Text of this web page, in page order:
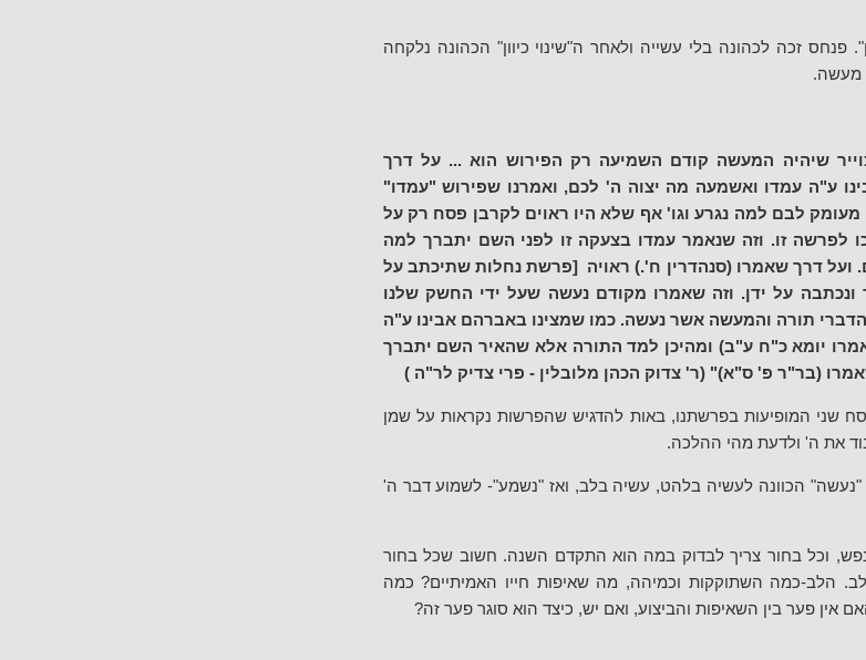
פנחס זכה לכהונה בלי עשייה ולאחר ה"שינוי כיוון" הכהונה נלקחה
מעשה.
שיהיה המעשה קודם השמיעה רק הפירוש הוא ... על דרך
ע"ה עמדו ואשמעה מה יצוה ה' לכם, ואמרנו שפירוש "עמדו"
מעומק לבם למה נגרע וגו' אף שלא היו ראוים לקרבן פסח רק על
לפרשה זו. וזה שנאמר עמדו בצעקה זו לפני השם יתברך למה
ועל דרך שאמרו (סנהדרין ח'.) ראויה [פרשת נחלות שתיכתב על
ונכתבה על ידן. וזה שאמרו מקודם נעשה שעל ידי החשק שלנו
הדברי תורה והמעשה אשר נעשה. כמו שמצינו באברהם אבינו ע"ה
יומא כ"ח ע"ב) ומהיכן למד התורה אלא שהאיר השם יתברך
(בר"ר פ' ס"א)" (ר' צדוק הכהן מלובלין - פרי צדיק לר"ה )
שני המופיעות בפרשתנו, באות להדגיש שהפרשות נקראות על שמן
את ה' ולדעת מהי ההלכה.
"נעשה" הכוונה לעשיה בלהט, עשיה בלב, ואז "נשמע"- לשמוע דבר ה'
וכל בחור צריך לבדוק במה הוא התקדם השנה. חשוב שכל בחור
הלב-כמה השתוקקות וכמיהה, מה שאיפות חייו האמיתיים? כמה
אין פער בין השאיפות והביצוע, ואם יש, כיצד הוא סוגר פער זה?